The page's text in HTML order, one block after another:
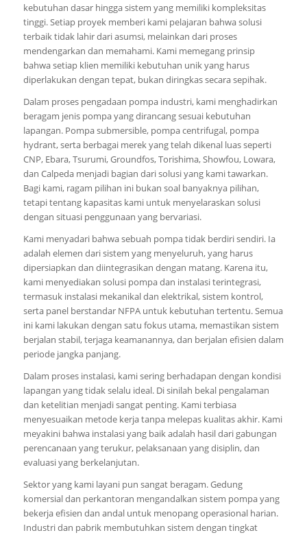
kebutuhan dasar hingga sistem yang memiliki kompleksitas
tinggi. Setiap proyek memberi kami pelajaran bahwa solusi
terbaik tidak lahir dari asumsi, melainkan dari proses
mendengarkan dan memahami. Kami memegang prinsip
bahwa setiap klien memiliki kebutuhan unik yang harus
diperlakukan dengan tepat, bukan diringkas secara sepihak.
Dalam proses pengadaan pompa industri, kami menghadirkan
beragam jenis pompa yang dirancang sesuai kebutuhan
lapangan. Pompa submersible, pompa centrifugal, pompa
hydrant, serta berbagai merek yang telah dikenal luas seperti
CNP, Ebara, Tsurumi, Groundfos, Torishima, Showfou, Lowara,
dan Calpeda menjadi bagian dari solusi yang kami tawarkan.
Bagi kami, ragam pilihan ini bukan soal banyaknya pilihan,
tetapi tentang kapasitas kami untuk menyelaraskan solusi
dengan situasi penggunaan yang bervariasi.
Kami menyadari bahwa sebuah pompa tidak berdiri sendiri. Ia
adalah elemen dari sistem yang menyeluruh, yang harus
dipersiapkan dan diintegrasikan dengan matang. Karena itu,
kami menyediakan solusi pompa dan instalasi terintegrasi,
termasuk instalasi mekanikal dan elektrikal, sistem kontrol,
serta panel berstandar NFPA untuk kebutuhan tertentu. Semua
ini kami lakukan dengan satu fokus utama, memastikan sistem
berjalan stabil, terjaga keamanannya, dan berjalan efisien dalam
periode jangka panjang.
Dalam proses instalasi, kami sering berhadapan dengan kondisi
lapangan yang tidak selalu ideal. Di sinilah bekal pengalaman
dan ketelitian menjadi sangat penting. Kami terbiasa
menyesuaikan metode kerja tanpa melepas kualitas akhir. Kami
meyakini bahwa instalasi yang baik adalah hasil dari gabungan
perencanaan yang terukur, pelaksanaan yang disiplin, dan
evaluasi yang berkelanjutan.
Sektor yang kami layani pun sangat beragam. Gedung
komersial dan perkantoran mengandalkan sistem pompa yang
bekerja efisien dan andal untuk menopang operasional harian.
Industri dan pabrik membutuhkan sistem dengan tingkat